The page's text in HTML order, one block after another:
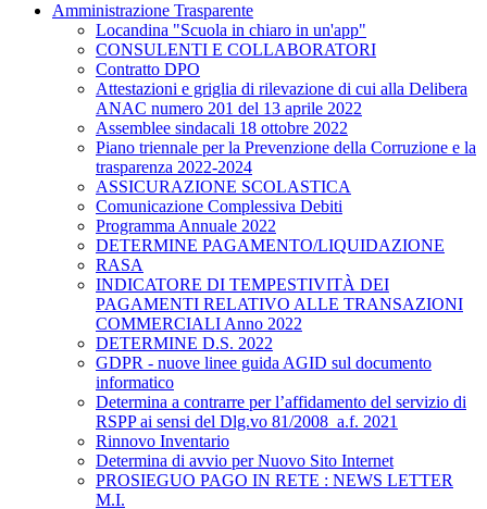
Amministrazione Trasparente
Locandina "Scuola in chiaro in un'app"
CONSULENTI E COLLABORATORI
Contratto DPO
Attestazioni e griglia di rilevazione di cui alla Delibera
ANAC numero 201 del 13 aprile 2022
Assemblee sindacali 18 ottobre 2022
Piano triennale per la Prevenzione della Corruzione e la
trasparenza 2022-2024
ASSICURAZIONE SCOLASTICA
Comunicazione Complessiva Debiti
Programma Annuale 2022
DETERMINE PAGAMENTO/LIQUIDAZIONE
RASA
INDICATORE DI TEMPESTIVITÀ DEI
PAGAMENTI RELATIVO ALLE TRANSAZIONI
COMMERCIALI Anno 2022
DETERMINE D.S. 2022
GDPR - nuove linee guida AGID sul documento
informatico
Determina a contrarre per l’affidamento del servizio di
RSPP ai sensi del Dlg.vo 81/2008_a.f. 2021
Rinnovo Inventario
Determina di avvio per Nuovo Sito Internet
PROSIEGUO PAGO IN RETE : NEWS LETTER
M.I.